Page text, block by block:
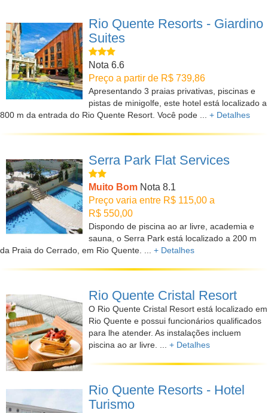
Rio Quente Resorts - Giardino
Suites
Nota 6.6
Preço a partir de R$ 739,86
Apresentando 3 praias privativas, piscinas e
pistas de minigolfe, este hotel está localizado a
800 m da entrada do Rio Quente Resort. Você pode ... + Detalhes
Serra Park Flat Services
Muito Bom Nota 8.1
Preço varia entre R$ 115,00 a
R$ 550,00
Dispondo de piscina ao ar livre, academia e
sauna, o Serra Park está localizado a 200 m
da Praia do Cerrado, em Rio Quente. ... + Detalhes
Rio Quente Cristal Resort
O Rio Quente Cristal Resort está localizado em
Rio Quente e possui funcionários qualificados
para lhe atender. As instalações incluem
piscina ao ar livre. ... + Detalhes
Rio Quente Resorts - Hotel
Turismo